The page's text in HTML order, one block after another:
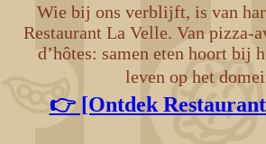
Wie bij ons verblijft, is van
Restaurant La Velle. Van pizza-
d’hôtes: samen eten hoort bij
leven op het
👉 [Ontdek